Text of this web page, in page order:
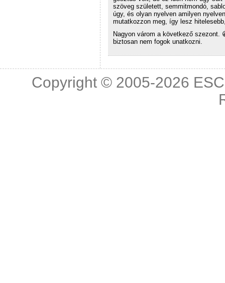
szöveg született, semmitmondó,
úgy, és olyan nyelven amilyen
mutatkozzon meg, így lesz
Nagyon várom a következő szezont.
biztosan nem fogok unatkozni.
Copyright © 2005-2026